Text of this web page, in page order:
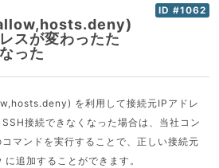
ID #1062
スが変わったた
った
を利用して接続元IPアドレ
接続できなくなった場合は、当社コン
マンドを実行することで、正しい接続元
追加することができます。